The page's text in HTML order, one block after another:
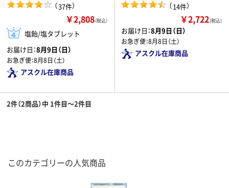
（37件）
￥2,808（税込）
塩飴/塩タブレット
お届け日：8月9日（日）
お急ぎ便：8月8日（土）
アスクル在庫商品
（14件）
￥2,722（税込）
お届け日：8月9日（日）
お急ぎ便：8月8日（土）
アスクル在庫商品
2件（2商品）中 1件目～2件目
このカテゴリーの人気商品